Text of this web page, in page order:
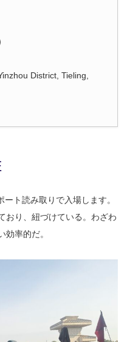
District, Tieling,
ト読み取りで入場します。
おり、紐づけている。わざわ
効率的だ。